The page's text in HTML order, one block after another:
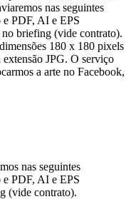
nas seguintes
e PDF, AI e EPS
no briefing (vide contrato).
180 x 180 pixels
JPG. O serviço
a arte no Facebook,
nas seguintes
e PDF, AI e EPS
(vide contrato).